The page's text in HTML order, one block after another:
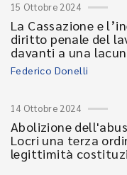
15 Ottobre 2024
La Cassazione e
diritto penale del
davanti a una
Federico Donelli
14 Ottobre 2024
Abolizione
Locri una terza
legittimità